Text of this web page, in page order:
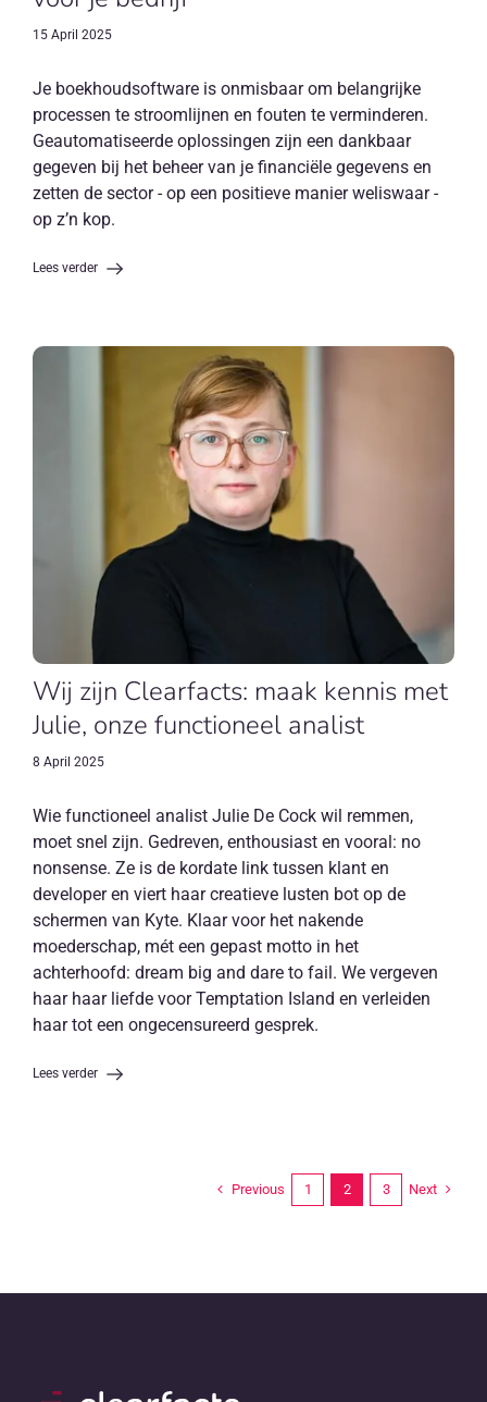
15 April 2025
Je boekhoudsoftware is onmisbaar om belangrijke
processen te stroomlijnen en fouten te verminderen.
Geautomatiseerde oplossingen zijn een dankbaar
gegeven bij het beheer van je financiële gegevens en
zetten de sector - op een positieve manier weliswaar -
op z’n kop.
Lees verder
Wij zijn Clearfacts: maak kennis met
Julie, onze functioneel analist
8 April 2025
Wie functioneel analist Julie De Cock wil remmen,
moet snel zijn. Gedreven, enthousiast en vooral: no
nonsense. Ze is de kordate link tussen klant en
developer en viert haar creatieve lusten bot op de
schermen van Kyte. Klaar voor het nakende
moederschap, mét een gepast motto in het
achterhoofd: dream big and dare to fail. We vergeven
haar haar liefde voor Temptation Island en verleiden
haar tot een ongecensureerd gesprek.
Lees verder
Previous 1 2 3 Next